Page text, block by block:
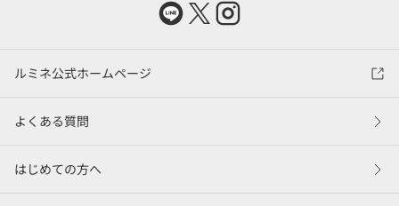
ルミネ公式ホームページ
よくある質問
はじめての方へ